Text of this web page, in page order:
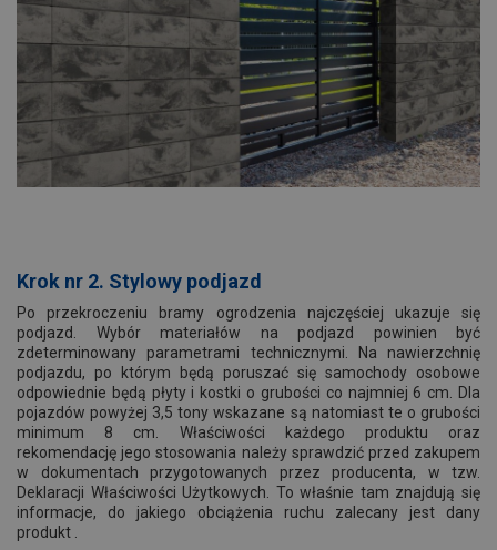
Krok nr 2. Stylowy podjazd
Po przekroczeniu bramy ogrodzenia najczęściej ukazuje się
podjazd. Wybór materiałów na podjazd powinien być
zdeterminowany parametrami technicznymi. Na nawierzchnię
podjazdu, po którym będą poruszać się samochody osobowe
odpowiednie będą płyty i kostki o grubości co najmniej 6 cm. Dla
pojazdów powyżej 3,5 tony wskazane są natomiast te o grubości
minimum 8 cm. Właściwości każdego produktu oraz
rekomendację jego stosowania należy sprawdzić przed zakupem
w dokumentach przygotowanych przez producenta, w tzw.
Deklaracji Właściwości Użytkowych. To właśnie tam znajdują się
informacje, do jakiego obciążenia ruchu zalecany jest dany
produkt .